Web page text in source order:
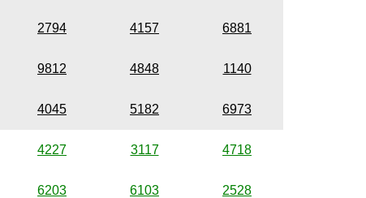
2794 4157 6881
9812 4848 1140
4045 5182 6973
4227 3117 4718
6203 6103 2528